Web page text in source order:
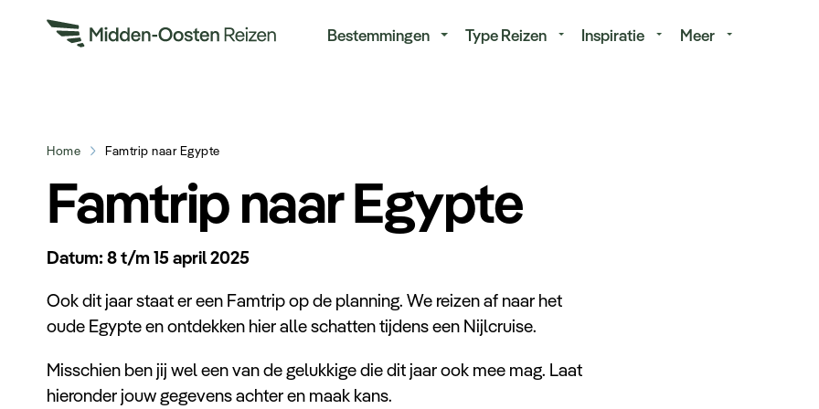
Bestemmingen Type Reizen Inspiratie Meer
Home Famtrip naar Egypte
Famtrip naar Egypte
Datum: 8 t/m 15 april 2025
Ook dit jaar staat er een Famtrip op de planning. We reizen af naar het
oude Egypte en ontdekken hier alle schatten tijdens een Nijlcruise.
Misschien ben jij wel een van de gelukkige die dit jaar ook mee mag. Laat
hieronder jouw gegevens achter en maak kans.